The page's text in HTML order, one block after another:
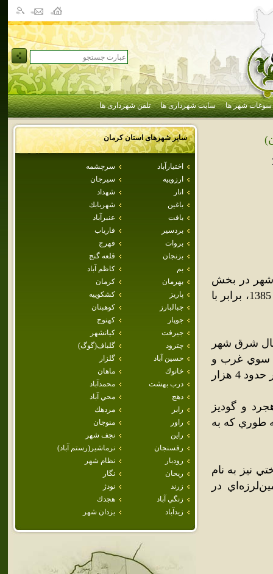
سوغات شهر ها سایت شهرداری ها تلفن شهرداری ها
سایر شهرهای استانكرمان
اختيارآباد
سرچشمه
ارزوييه
سيرجان
انار
شهداد
باغين
شهربابك
بافت
عنبرآباد
بردسير
فارياب
بروات
فهرج
بزنجان
قلعه گنج
بم
كاظم آباد
بهرمان
كرمان
پاريز
كشكوييه
جبالبارز
كوهبنان
جوپار
كهنوج
جيرفت
كيانشهر
چترود
گلباف(گوگ)
حسين آباد
گلزار
خانوك
ماهان
درب بهشت
محمدآباد
دهج
محي آباد
رابر
مردهك
راور
منوجان
راين
نجف شهر
رفسنجان
نرماشير(رستم آباد)
رودبار
نظام شهر
ريحان
نگار
زرند
نودژ
زنگي آباد
هجدك
زيدآباد
يزدان شهر
شهر در بخش
شهداد شهرستان کرمان قرار گرفته است.جمعيت اين شهر در سال 1385، برابر با
و ?100? کيلومتري شمال شرق شهر
سوي غرب و
کوير لوت از سوي شرق قرار گرفته است.جمعيت سال 1386 آن را در حدود 4 هزار
و گوديز
طوري‌ که به
نيز به نام
1376 خورشيدي زمين‌لرزه‌اي در